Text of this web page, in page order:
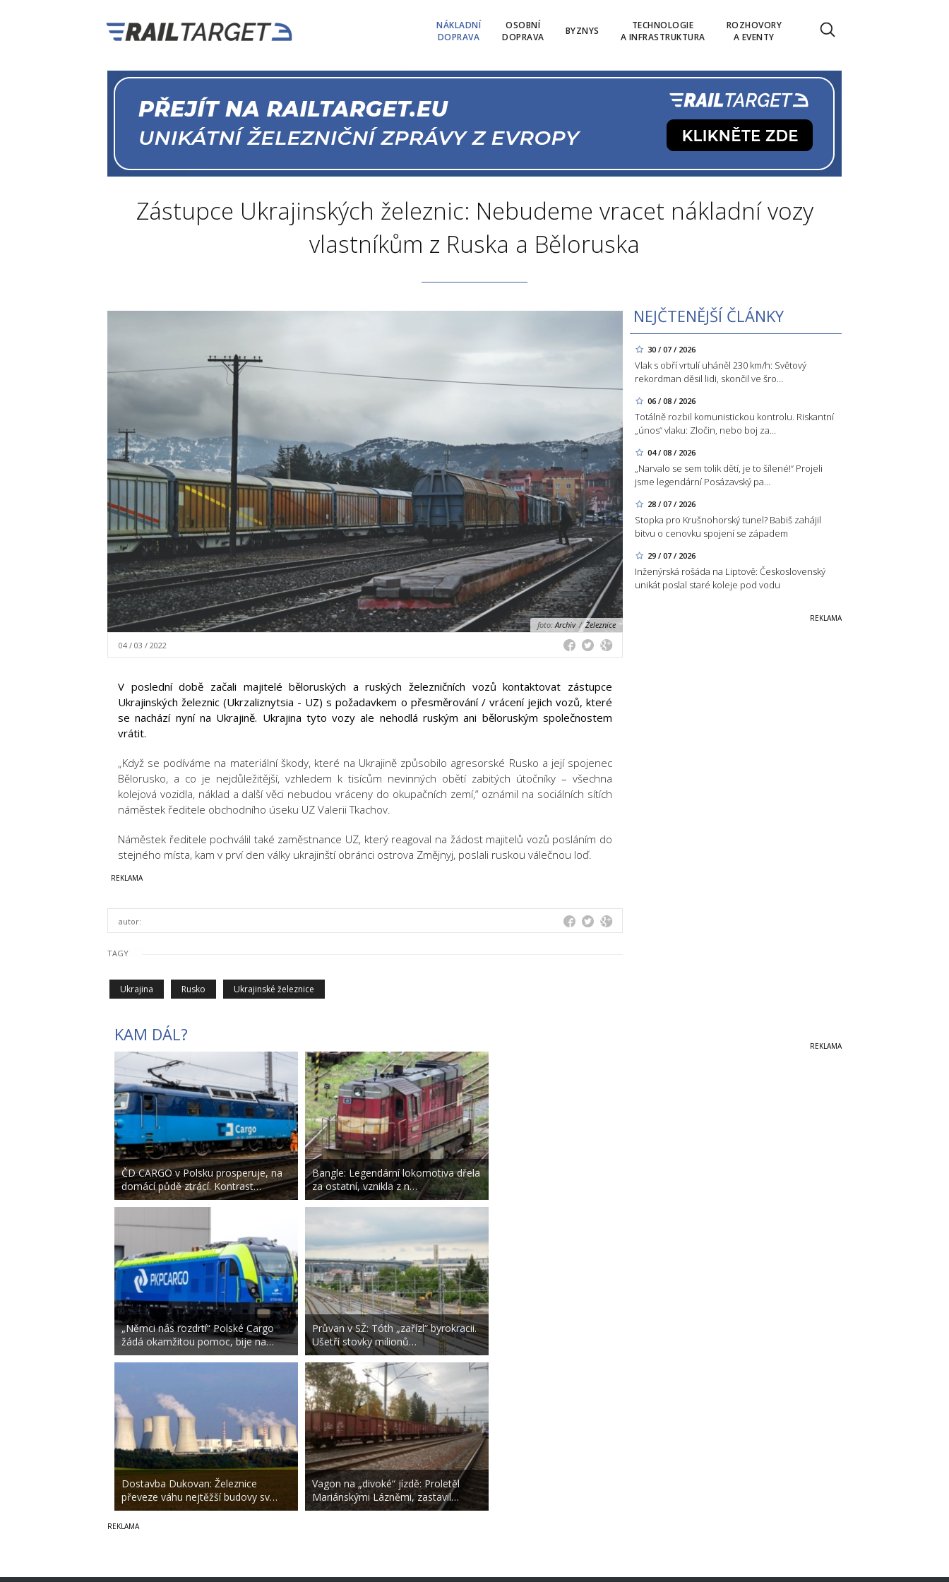
NÁKLADNÍ
DOPRAVA
OSOBNÍ
DOPRAVA
BYZNYS
TECHNOLOGIE
A INFRASTRUKTURA
ROZHOVORY
A EVENTY
Zástupce Ukrajinských železnic: Nebudeme vracet nákladní vozy
vlastníkům z Ruska a Běloruska
NEJČTENĚJŠÍ ČLÁNKY
30 / 07 / 2026
Vlak s obří vrtulí uháněl 230 km/h: Světový
rekordman děsil lidi, skončil ve šro…
06 / 08 / 2026
Totálně rozbil komunistickou kontrolu. Riskantní
„únos“ vlaku: Zločin, nebo boj za…
04 / 08 / 2026
„Narvalo se sem tolik dětí, je to šílené!“ Projeli
jsme legendární Posázavský pa…
28 / 07 / 2026
Stopka pro Krušnohorský tunel? Babiš zahájil
bitvu o cenovku spojení se západem
29 / 07 / 2026
Inženýrská rošáda na Liptově: Československý
unikát poslal staré koleje pod vodu
foto:Archiv / Železnice
04 / 03 / 2022
V poslední době začali majitelé běloruských a ruských železničních vozů kontaktovat zástupce
Ukrajinských železnic (Ukrzaliznytsia - UZ) s požadavkem o přesměrování / vrácení jejich vozů, které
se nachází nyní na Ukrajině. Ukrajina tyto vozy ale nehodlá ruským ani běloruským společnostem
vrátit.
„Když se podíváme na materiální škody, které na Ukrajině způsobilo agresorské Rusko a její spojenec
Bělorusko, a co je nejdůležitější, vzhledem k tisícům nevinných obětí zabitých útočníky – všechna
kolejová vozidla, náklad a další věci nebudou vráceny do okupačních zemí,“ oznámil na sociálních sítích
náměstek ředitele obchodního úseku UZ Valerii Tkachov.
Náměstek ředitele pochválil také zaměstnance UZ, který reagoval na žádost majitelů vozů posláním do
stejného místa, kam v prví den války ukrajinští obránci ostrova Změjnyj, poslali ruskou válečnou loď.
autor:
TAGY
Ukrajina Rusko Ukrajinské železnice
KAM DÁL?
ČD CARGO v Polsku prosperuje, na
domácí půdě ztrácí. Kontrast…
„Němci nás rozdrtí“ Polské Cargo
žádá okamžitou pomoc, bije na…
Dostavba Dukovan: Železnice
převeze váhu nejtěžší budovy sv…
Bangle: Legendární lokomotiva dřela
za ostatní, vznikla z n…
Průvan v SŽ: Tóth „zařízl“ byrokracii.
Ušetří stovky milionů…
Vagon na „divoké“ jízdě: Proletěl
Mariánskými Lázněmi, zastavil…